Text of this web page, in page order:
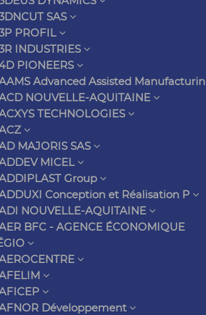
SAS
PROFIL
INDUSTRIES
PIONEERS
Advanced Assisted Manufacturin
NOUVELLE-AQUITAINE
TECHNOLOGIES
MAJORIS SAS
MICEL
Group
Conception et Réalisation P
NOUVELLE-AQUITAINE
BFC - AGENCE ÉCONOMIQUE
Développement